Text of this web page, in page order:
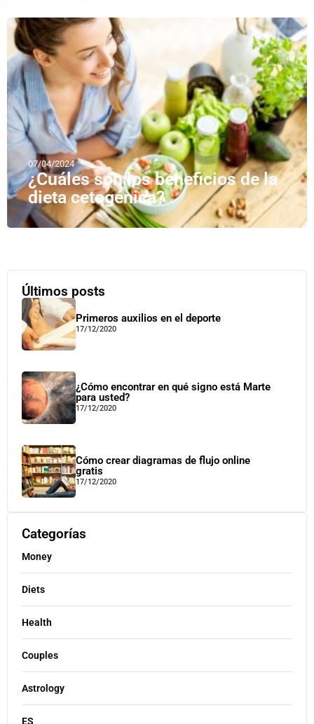
07/04/2024
¿Cuáles son los beneficios de la
dieta cetogénica?
Últimos posts
Primeros auxilios en el deporte
17/12/2020
¿Cómo encontrar en qué signo está Marte
para usted?
17/12/2020
Cómo crear diagramas de flujo online
gratis
17/12/2020
Categorías
Money
Diets
Health
Couples
Astrology
ES